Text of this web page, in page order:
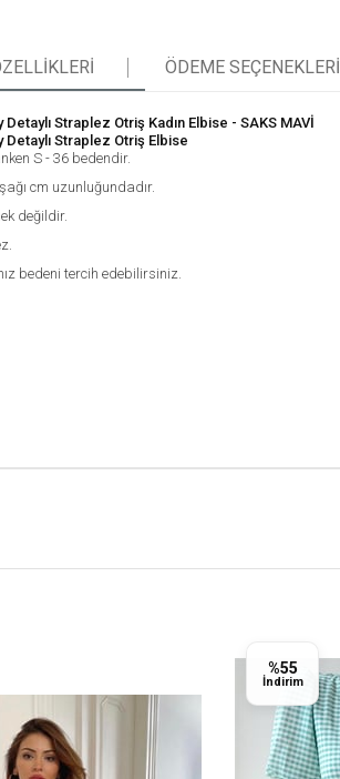
ÖDEME SEÇENEKLERI
Detaylı Straplez Otriş Kadın Elbise - SAKS MAVİ
Detaylı Straplez Otriş Elbise
S - 36 bedendir.
cm uzunluğundadır.
değildir.
bedeni tercih edebilirsiniz.
%55
İndirim